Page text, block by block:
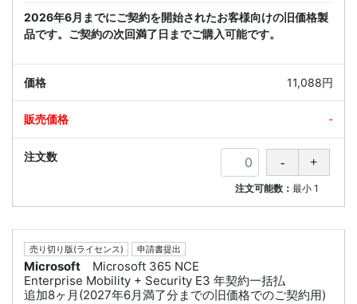
2026年6月までにご契約を開始されたお客様向けの旧価格製
品です。ご契約の次回満了日までご購入可能です。
11,088円
-
注文可能数：最小 1
売り切り版(ライセンス) 申請書提出
Microsoft
Microsoft 365 NCE
Enterprise Mobility + Security E3 年契約一括払
追加8ヶ月(2027年6月満了分までの旧価格でのご契約用)